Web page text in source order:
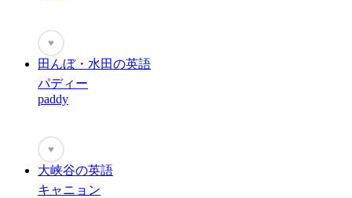
♥
田んぼ・水田の英語
パディー
paddy
♥
大峡谷の英語
キャニョン